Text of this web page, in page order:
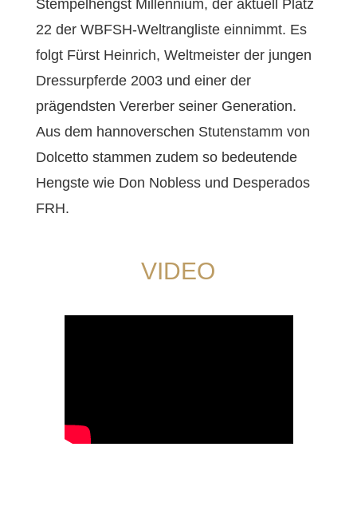
Stempelhengst Millennium, der aktuell Platz
22 der WBFSH-Weltrangliste einnimmt. Es
folgt Fürst Heinrich, Weltmeister der jungen
Dressurpferde 2003 und einer der
prägendsten Vererber seiner Generation.
Aus dem hannoverschen Stutenstamm von
Dolcetto stammen zudem so bedeutende
Hengste wie Don Nobless und Desperados
FRH.
VIDEO